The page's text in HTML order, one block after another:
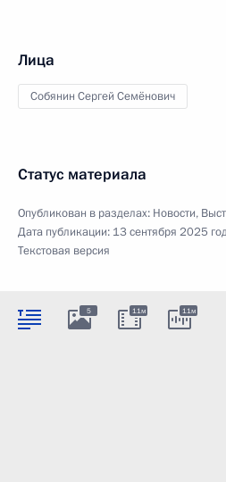
Лица
Собянин Сергей Семёнович
Статус материала
Опубликован в разделах: Новости,
Дата публикации: 13 сентября 2025
Текстовая версия
5 11м 11м